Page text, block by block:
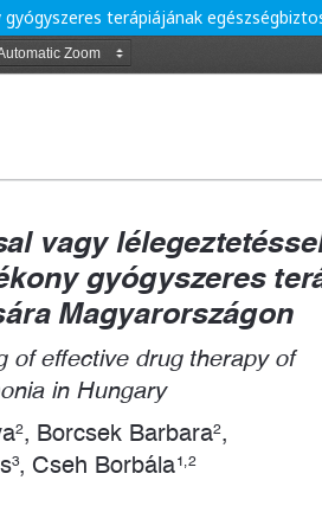
terápiájának